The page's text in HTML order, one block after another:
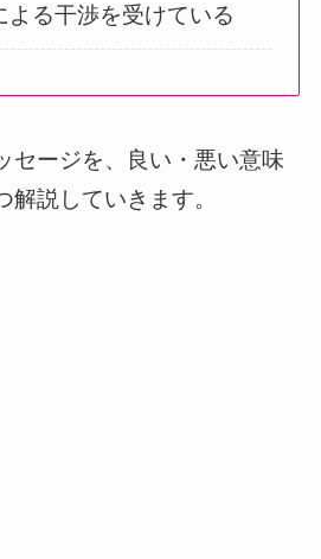
よる干渉を受けている
セージを、良い・悪い意味
説していきます。